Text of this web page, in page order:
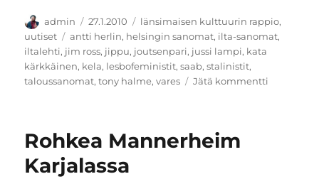
Kirjoittaja
admin Julkaistu
27.1.2010 Kategoriat
länsimaisen kulttuurin rappio,
uutiset
Avainsanat
antti herlin, helsingin sanomat, ilta-sanomat,
iltalehti, jim ross, jippu, joutsenpari, jussi lampi, kata
kärkkäinen, kela, lesbofeministit,saab,stalinistit,
taloussanomat,tony halme,vares Jätä kommentti
Rohkea Mannerheim
Karjalassa